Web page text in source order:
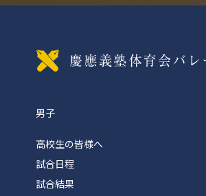
男子
高校生の皆様へ
試合日程
試合結果